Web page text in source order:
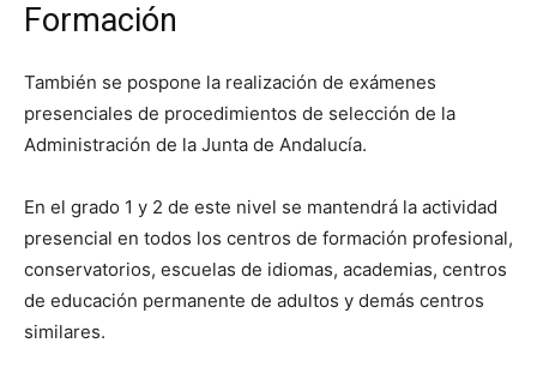
Formación
También se pospone la realización de exámenes
presenciales de procedimientos de selección de la
Administración de la Junta de Andalucía.
En el grado 1 y 2 de este nivel se mantendrá la actividad
presencial en todos los centros de formación profesional,
conservatorios, escuelas de idiomas, academias, centros
de educación permanente de adultos y demás centros
similares.